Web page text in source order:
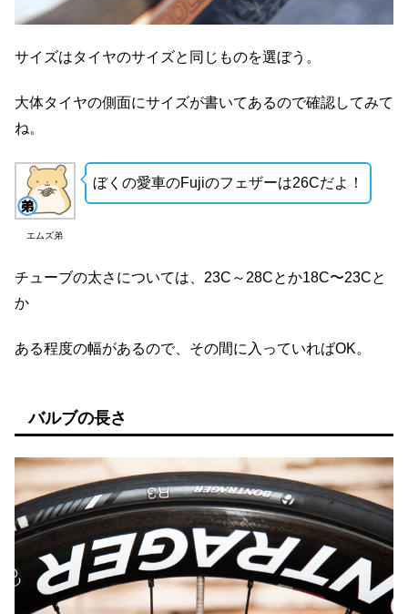
サイズはタイヤのサイズと同じものを選ぼう。
大体タイヤの側面にサイズが書いてあるので確認してみて
ね。
エムズ弟
ぼくの愛車のFujiのフェザーは26Cだよ！
チューブの太さについては、23C～28Cとか18C〜23Cと
か
ある程度の幅があるので、その間に入っていればOK。
バルブの長さ